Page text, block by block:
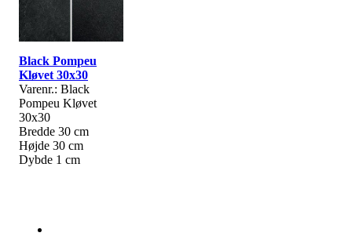
Black Pompeu
Kløvet 30x30
Varenr.: Black
Pompeu Kløvet
30x30
Bredde 30 cm
Højde 30 cm
Dybde 1 cm